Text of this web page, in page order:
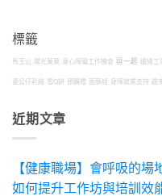
標籤
馬玉山 陽光菓菓 身心障礙工作機會 逗一起 邊緣工
瓷公仔彩繪 雪Q餅 預購禮 面膜組 身障就業支持 週
近期文章
【健康職場】會呼吸的場
如何提升工作坊與培訓效